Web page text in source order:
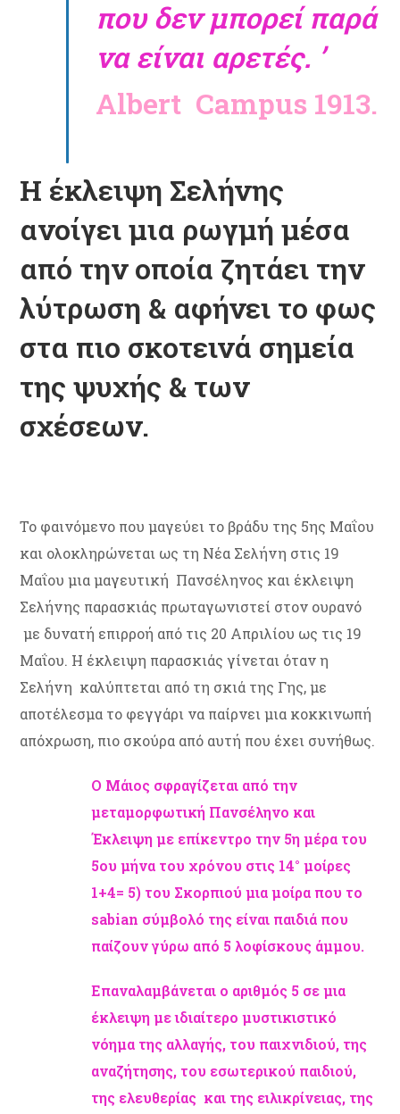
που δεν μπορεί παρά
να είναι αρετές. ’
Αlbert Campus 1913.
Η έκλειψη Σελήνης
ανοίγει μια ρωγμή μέσα
από την οποία ζητάει την
λύτρωση & αφήνει το φως
στα πιο σκοτεινά σημεία
της ψυχής & των
σχέσεων.
Το φαινόμενο που μαγεύει το βράδυ της 5ης Μαΐου
και ολοκληρώνεται ως τη Νέα Σελήνη στις 19
Μαΐου μια μαγευτική Πανσέληνος και έκλειψη
Σελήνης παρασκιάς πρωταγωνιστεί στον ουρανό
με δυνατή επιρροή από τις 20 Απριλίου ως τις 19
Μαΐου. Η έκλειψη παρασκιάς γίνεται όταν η
Σελήνη καλύπτεται από τη σκιά της Γης, με
αποτέλεσμα το φεγγάρι να παίρνει μια κοκκινωπή
απόχρωση, πιο σκούρα από αυτή που έχει συνήθως.
Ο Μάιος σφραγίζεται από την
μεταμορφωτική Πανσέληνο και
Έκλειψη με επίκεντρο την 5η μέρα του
5ου μήνα του χρόνου στις 14° μοίρες
1+4= 5) του Σκορπιού μια μοίρα που το
sabian σύμβολό της είναι παιδιά που
παίζουν γύρω από 5 λοφίσκους άμμου.
Επαναλαμβάνεται ο αριθμός 5 σε μια
έκλειψη με ιδιαίτερο μυστικιστικό
νόημα της αλλαγής, του παιχνιδιού, της
αναζήτησης, του εσωτερικού παιδιού,
της ελευθερίας και της ειλικρίνειας, της